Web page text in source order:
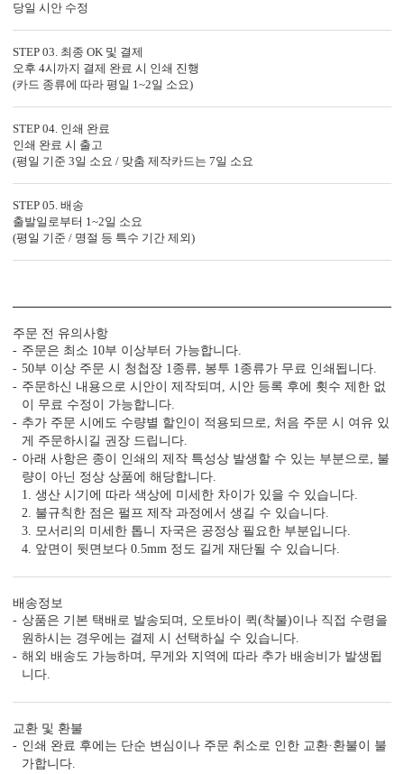
당일 시안 수정
STEP 03. 최종 OK 및 결제
오후 4시까지 결제 완료 시 인쇄 진행
(카드 종류에 따라 평일 1~2일 소요)
STEP 04. 인쇄 완료
인쇄 완료 시 출고
(평일 기준 3일 소요 / 맞춤 제작카드는 7일 소요
STEP 05. 배송
출발일로부터 1~2일 소요
(평일 기준 / 명절 등 특수 기간 제외)
주문 전 유의사항
주문은 최소 10부 이상부터 가능합니다.
50부 이상 주문 시 청첩장 1종류, 봉투 1종류가 무료 인쇄됩니다.
주문하신 내용으로 시안이 제작되며, 시안 등록 후에 횟수 제한 없
이 무료 수정이 가능합니다.
추가 주문 시에도 수량별 할인이 적용되므로, 처음 주문 시 여유 있
게 주문하시길 권장 드립니다.
아래 사항은 종이 인쇄의 제작 특성상 발생할 수 있는 부분으로, 불
량이 아닌 정상 상품에 해당합니다.
1. 생산 시기에 따라 색상에 미세한 차이가 있을 수 있습니다.
2. 불규칙한 점은 펄프 제작 과정에서 생길 수 있습니다.
3. 모서리의 미세한 톱니 자국은 공정상 필요한 부분입니다.
4. 앞면이 뒷면보다 0.5mm 정도 길게 재단될 수 있습니다.
배송정보
상품은 기본 택배로 발송되며, 오토바이 퀵(착불)이나 직접 수령을
원하시는 경우에는 결제 시 선택하실 수 있습니다.
해외 배송도 가능하며, 무게와 지역에 따라 추가 배송비가 발생됩
니다.
교환 및 환불
인쇄 완료 후에는 단순 변심이나 주문 취소로 인한 교환·환불이 불
가합니다.